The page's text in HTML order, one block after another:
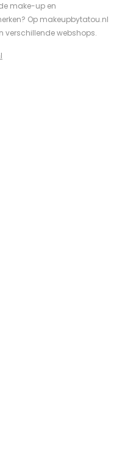
make-up en
Op makeupbytatou.nl
verschillende webshops.